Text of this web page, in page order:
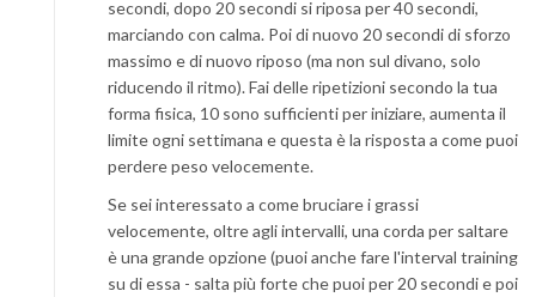
secondi, dopo 20 secondi si riposa per 40 secondi,
marciando con calma. Poi di nuovo 20 secondi di sforzo
massimo e di nuovo riposo (ma non sul divano, solo
riducendo il ritmo). Fai delle ripetizioni secondo la tua
forma fisica, 10 sono sufficienti per iniziare, aumenta il
limite ogni settimana e questa è la risposta a come puoi
perdere peso velocemente.
Se sei interessato a come bruciare i grassi
velocemente, oltre agli intervalli, una corda per saltare
è una grande opzione (puoi anche fare l'interval training
su di essa - salta più forte che puoi per 20 secondi e poi